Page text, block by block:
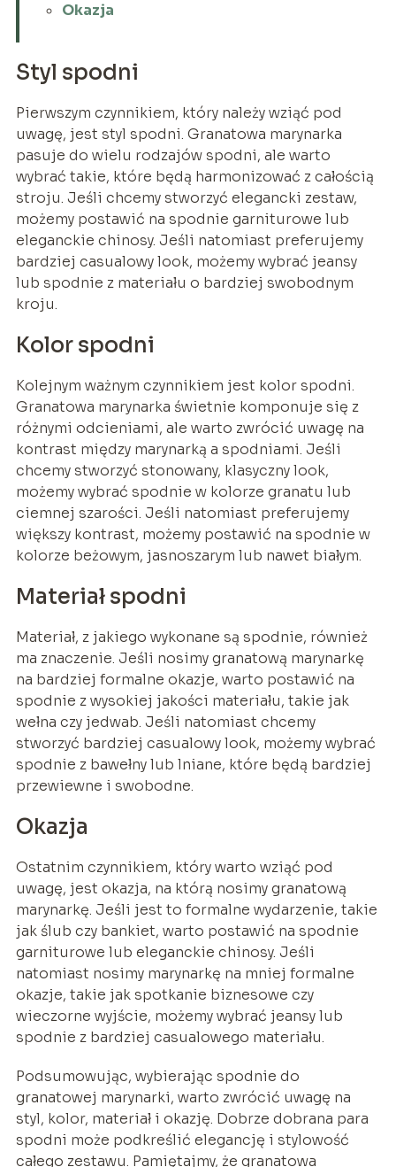
Okazja
Styl spodni
Pierwszym czynnikiem, który należy wziąć pod
uwagę, jest styl spodni. Granatowa marynarka
pasuje do wielu rodzajów spodni, ale warto
wybrać takie, które będą harmonizować z całością
stroju. Jeśli chcemy stworzyć elegancki zestaw,
możemy postawić na spodnie garniturowe lub
eleganckie chinosy. Jeśli natomiast preferujemy
bardziej casualowy look, możemy wybrać jeansy
lub spodnie z materiału o bardziej swobodnym
kroju.
Kolor spodni
Kolejnym ważnym czynnikiem jest kolor spodni.
Granatowa marynarka świetnie komponuje się z
różnymi odcieniami, ale warto zwrócić uwagę na
kontrast między marynarką a spodniami. Jeśli
chcemy stworzyć stonowany, klasyczny look,
możemy wybrać spodnie w kolorze granatu lub
ciemnej szarości. Jeśli natomiast preferujemy
większy kontrast, możemy postawić na spodnie w
kolorze beżowym, jasnoszarym lub nawet białym.
Materiał spodni
Materiał, z jakiego wykonane są spodnie, również
ma znaczenie. Jeśli nosimy granatową marynarkę
na bardziej formalne okazje, warto postawić na
spodnie z wysokiej jakości materiału, takie jak
wełna czy jedwab. Jeśli natomiast chcemy
stworzyć bardziej casualowy look, możemy wybrać
spodnie z bawełny lub lniane, które będą bardziej
przewiewne i swobodne.
Okazja
Ostatnim czynnikiem, który warto wziąć pod
uwagę, jest okazja, na którą nosimy granatową
marynarkę. Jeśli jest to formalne wydarzenie, takie
jak ślub czy bankiet, warto postawić na spodnie
garniturowe lub eleganckie chinosy. Jeśli
natomiast nosimy marynarkę na mniej formalne
okazje, takie jak spotkanie biznesowe czy
wieczorne wyjście, możemy wybrać jeansy lub
spodnie z bardziej casualowego materiału.
Podsumowując, wybierając spodnie do
granatowej marynarki, warto zwrócić uwagę na
styl, kolor, materiał i okazję. Dobrze dobrana para
spodni może podkreślić elegancję i stylowość
całego zestawu. Pamiętajmy, że granatowa